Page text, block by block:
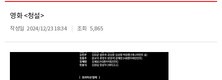
영화 <청설>
작성일 2024/12/23 18:34 조회 5,865